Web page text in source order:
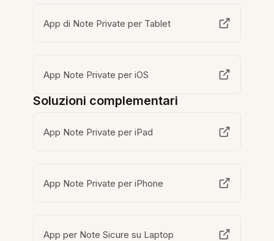
App di Note Private per Tablet
App Note Private per iOS
Soluzioni complementari
App Note Private per iPad
App Note Private per iPhone
App per Note Sicure su Laptop